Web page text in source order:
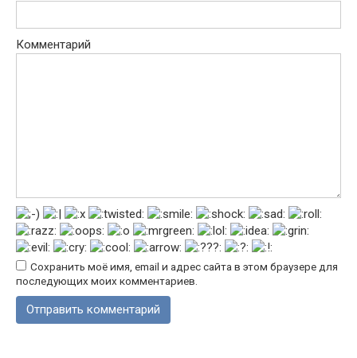
Комментарий
Сохранить моё имя, email и адрес сайта в этом браузере для
последующих моих комментариев.